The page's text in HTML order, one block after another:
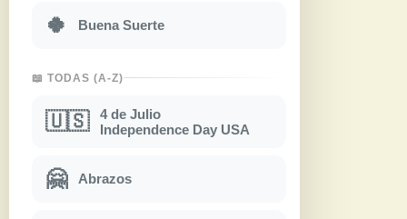
🍀 Buena Suerte
📖 TODAS (A-Z)
🇺🇸
4 de Julio
Independence Day USA
🤗 Abrazos